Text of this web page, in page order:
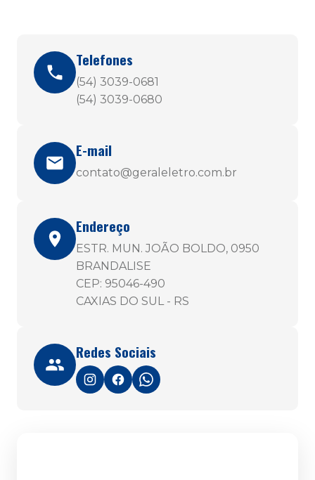
Telefones
(54) 3039-0681
(54) 3039-0680
E-mail
contato@geraleletro.com.br
Endereço
ESTR. MUN. JOÃO BOLDO, 0950
BRANDALISE
CEP: 95046-490
CAXIAS DO SUL - RS
Redes Sociais